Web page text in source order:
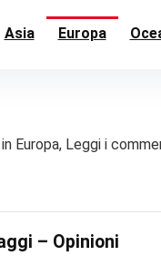
Asia Europa
Europa, Leggi i
– Opinioni